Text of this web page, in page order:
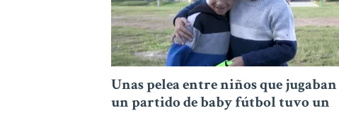
Unas pelea entre niños que jugaban
un partido de baby fútbol tuvo un